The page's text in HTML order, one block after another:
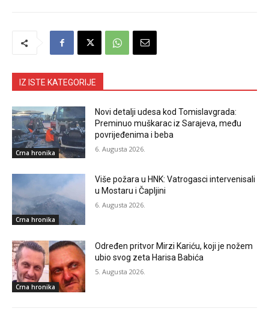
IZ ISTE KATEGORIJE
Crna hronika
Novi detalji udesa kod Tomislavgrada:
Preminuo muškarac iz Sarajeva, među
povrijeđenima i beba
6. Augusta 2026.
Crna hronika
Više požara u HNK: Vatrogasci intervenisali
u Mostaru i Čapljini
6. Augusta 2026.
Crna hronika
Određen pritvor Mirzi Kariću, koji je nožem
ubio svog zeta Harisa Babića
5. Augusta 2026.